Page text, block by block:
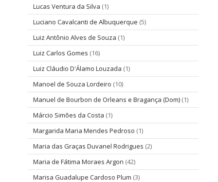
Lucas Ventura da Silva (1)
Luciano Cavalcanti de Albuquerque (5)
Luiz Antônio Alves de Souza (1)
Luiz Carlos Gomes (16)
Luiz Cláudio D'Álamo Louzada (1)
Manoel de Souza Lordeiro (10)
Manuel de Bourbon de Orleans e Bragança (Dom) (1)
Márcio Simões da Costa (1)
Margarida Maria Mendes Pedroso (1)
Maria das Graças Duvanel Rodrigues (2)
Maria de Fátima Moraes Argon (42)
Marisa Guadalupe Cardoso Plum (3)